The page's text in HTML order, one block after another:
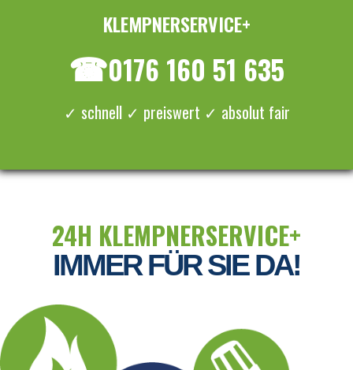
KLEMPNERSERVICE+
☎0176 160 51 635
✓ schnell ✓ preiswert ✓ absolut fair
24H KLEMPNERSERVICE+
IMMER FÜR SIE DA!